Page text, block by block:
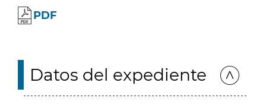
PDF
Datos del expediente